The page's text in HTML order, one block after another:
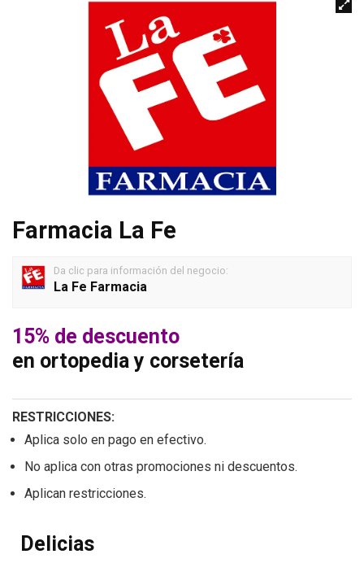
Farmacia La Fe
Da clic para información del negocio:
La Fe Farmacia
15% de descuento
en ortopedia y corsetería
RESTRICCIONES:
Aplica solo en pago en efectivo.
No aplica con otras promociones ni descuentos.
Aplican restricciones.
Delicias